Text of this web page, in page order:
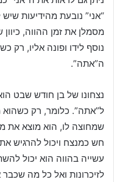
“אני” נובעת מהידיעות
מסמלן את זמן ההווה,
נוסף לידו ופונה אליו, רק
ה”אתה”.
נצחונו של בן חודש שבט
ל”אתה”. כלומר, רק כשהוא
שמחוצה לו, הוא מוצא את
חש כמנצח ויכול להרגיש
עשייה בהווה הוא יכול
לזיכרונות ואל כל מה שכבר